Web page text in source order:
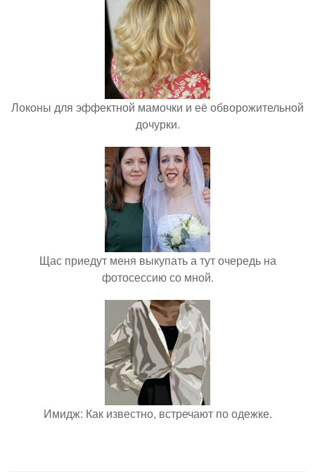
Локоны для эффектной мамочки и её обворожительной
дочурки.
Щас приедут меня выкупать а тут очередь на
фотосессию со мной.
Имидж: Как известно, встречают по одежке.